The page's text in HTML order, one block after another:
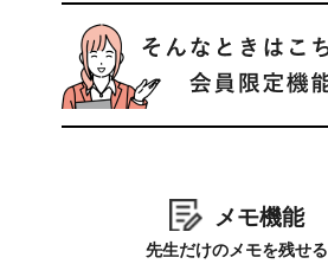
メモ機能
先生だけのメモを残せる